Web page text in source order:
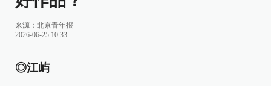
来源： 北京青年报
2026-06-25 10:33
◎江屿